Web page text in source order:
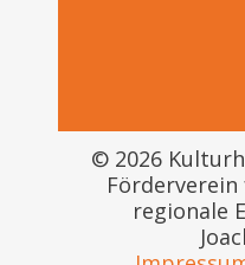
© 2026
regionale